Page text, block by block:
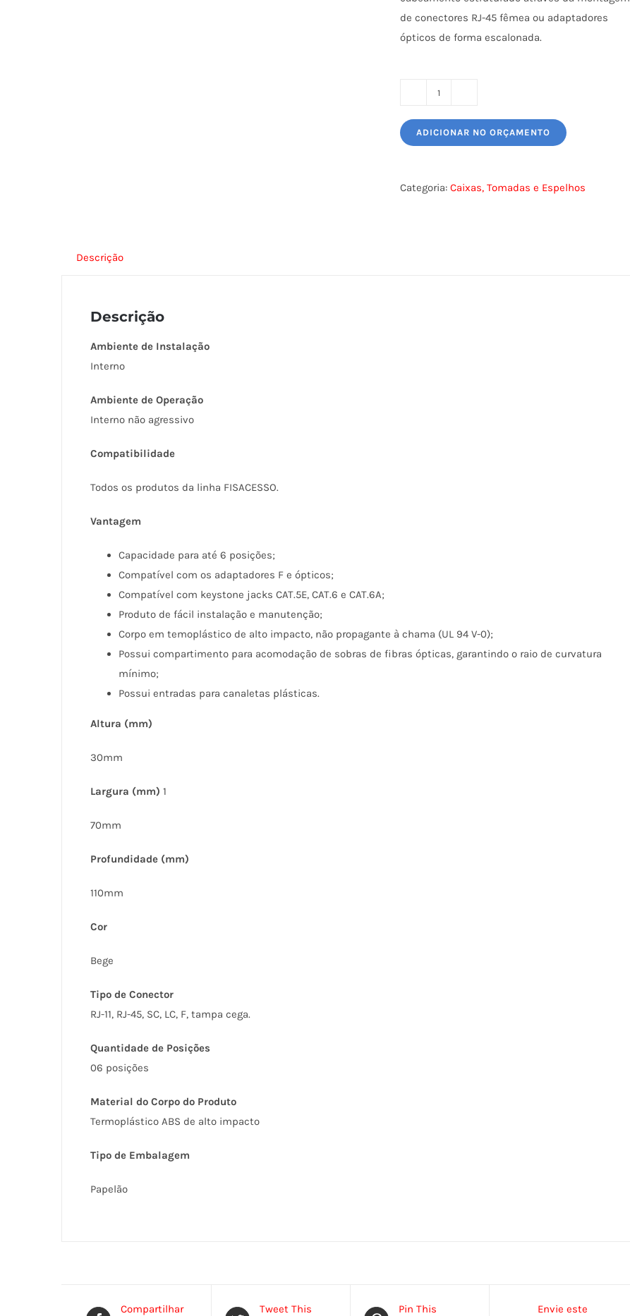
de conectores RJ-45 fêmea ou adaptadores
ópticos de forma escalonada.
APARENTE
ADICIONAR NO ORÇAMENTO
Categoria: Caixas, Tomadas e Espelhos
Descrição
Descrição
Ambiente de Instalação
Interno
Ambiente de Operação
Interno não agressivo
Compatibilidade
Todos os produtos da linha FISACESSO.
Vantagem
Capacidade para até 6 posições;
Compatível com os adaptadores F e ópticos;
Compatível com keystone jacks CAT.5E, CAT.6 e CAT.6A;
Produto de fácil instalação e manutenção;
Corpo em temoplástico de alto impacto, não propagante à chama (UL 94 V-0);
Possui compartimento para acomodação de sobras de fibras ópticas, garantindo o raio de curvatura
mínimo;
Possui entradas para canaletas plásticas.
Altura (mm)
30mm
Largura (mm) 1
70mm
Profundidade (mm)
110mm
Cor
Bege
Tipo de Conector
RJ-11, RJ-45, SC, LC, F, tampa cega.
Quantidade de Posições
06 posições
Material do Corpo do Produto
Termoplástico ABS de alto impacto
Tipo de Embalagem
Papelão
Compartilhar
Tweet This
Pin This
Envie este